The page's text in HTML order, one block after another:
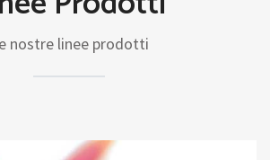
nostre linee prodotti